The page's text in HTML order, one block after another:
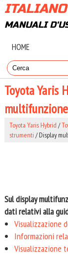
ITALIANO
MANUALI
HOME
Toyota Yaris
multifunzione
Toyota Yaris Hybrid /
strumenti / Display
Sul display
dati relativi alla
Visualizzazione
Informazioni
Visualizzazione